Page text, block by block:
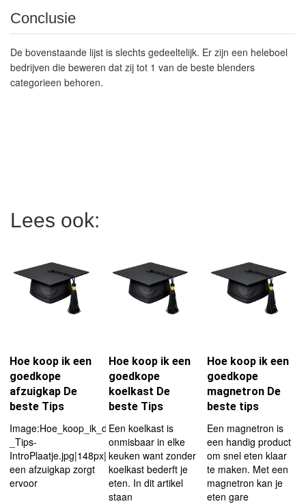
Conclusie
De bovenstaande lijst is slechts gedeeltelijk. Er zijn een heleboel
bedrijven die beweren dat zij tot 1 van de beste blenders
categorieen behoren.
Lees ook:
Hoe koop ik een
goedkope
afzuigkap De
beste Tips
Image:Hoe_koop_ik_de_beste_afzuigkap_?
_Tips-
IntroPlaatje.jpg|148px|left
een afzuigkap zorgt
ervoor
Hoe koop ik een
goedkope
koelkast De
beste Tips
Een koelkast is
onmisbaar in elke
keuken want zonder
koelkast bederft je
eten. In dit artikel
staan
Hoe koop ik een
goedkope
magnetron De
beste tips
Een magnetron is
een handig product
om snel eten klaar
te maken. Met een
magnetron kan je
eten gare